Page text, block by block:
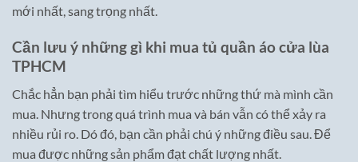
mới nhất, sang trọng nhất.
Cần lưu ý những gì khi mua tủ quần áo cửa lùa
TPHCM
Chắc hẳn bạn phải tìm hiểu trước những thứ mà mình cần
mua. Nhưng trong quá trình mua và bán vẫn có thể xảy ra
nhiều rủi ro. Dó đó, bạn cần phải chú ý những điều sau. Để
mua được những sản phẩm đạt chất lượng nhất.